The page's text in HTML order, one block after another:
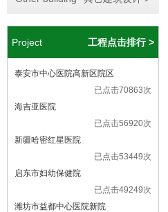
Project 工程点击排行 >
泰安市中心医院高新区院区
已点击70863次
海吉亚医院
已点击56920次
新疆哈密红星医院
已点击53449次
启东市妇幼保健院
已点击49249次
潍坊市益都中心医院新院